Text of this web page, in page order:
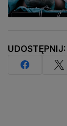
UDOSTĘPNIJ: